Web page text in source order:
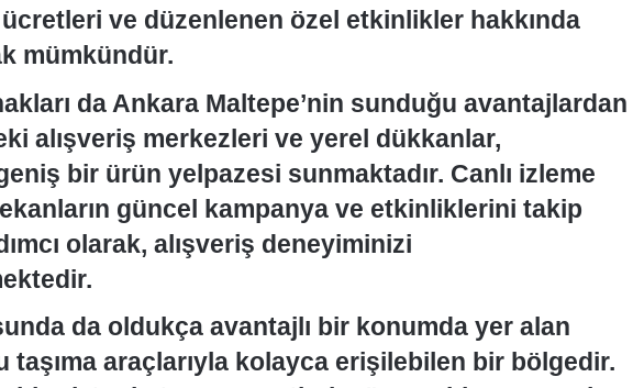
ve düzenlenen özel etkinlikler hakkında
mümkündür.
da Ankara Maltepe’nin sunduğu avantajlardan
alışveriş merkezleri ve yerel dükkanlar,
bir ürün yelpazesi sunmaktadır. Canlı izleme
güncel kampanya ve etkinliklerini takip
olarak, alışveriş deneyiminizi
da oldukça avantajlı bir konumda yer alan
taşıma araçlarıyla kolayca erişilebilen bir bölgedir.